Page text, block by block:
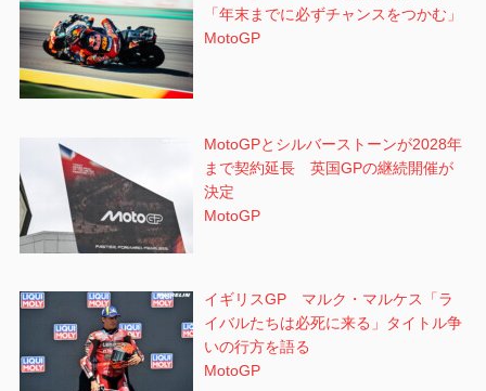
「年末までに必ずチャンスをつかむ」
MotoGP
MotoGPとシルバーストーンが2028年
まで契約延長 英国GPの継続開催が
決定
MotoGP
イギリスGP マルク・マルケス「ラ
イバルたちは必死に来る」タイトル争
いの行方を語る
MotoGP